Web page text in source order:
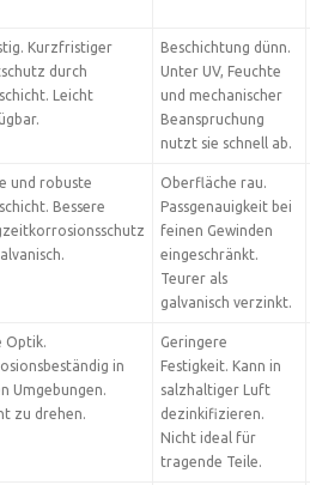
Kurzfristiger
durch
Leicht
Beschichtung dünn.
Unter UV, Feuchte
und mechanischer
Beanspruchung
nutzt sie schnell ab.
und robuste
Bessere
Oberfläche rau.
Passgenauigkeit bei
feinen Gewinden
eingeschränkt.
Teurer als
galvanisch verzinkt.
Optik.
in
Umgebungen.
zu drehen.
Geringere
Festigkeit. Kann in
salzhaltiger Luft
dezinkifizieren.
Nicht ideal für
tragende Teile.